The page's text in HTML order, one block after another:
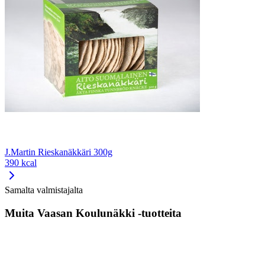
J.Martin Rieskanäkkäri 300g
390 kcal
Samalta valmistajalta
Muita Vaasan Koulunäkki -tuotteita